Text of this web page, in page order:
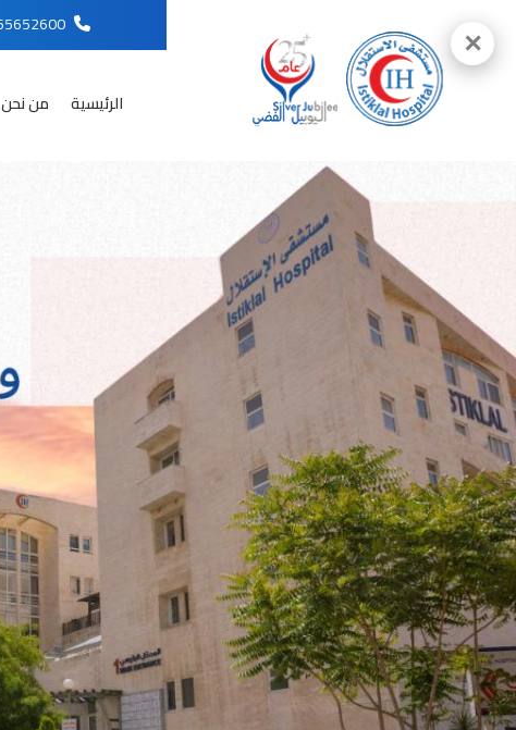
الرئيسية من نحن
✕